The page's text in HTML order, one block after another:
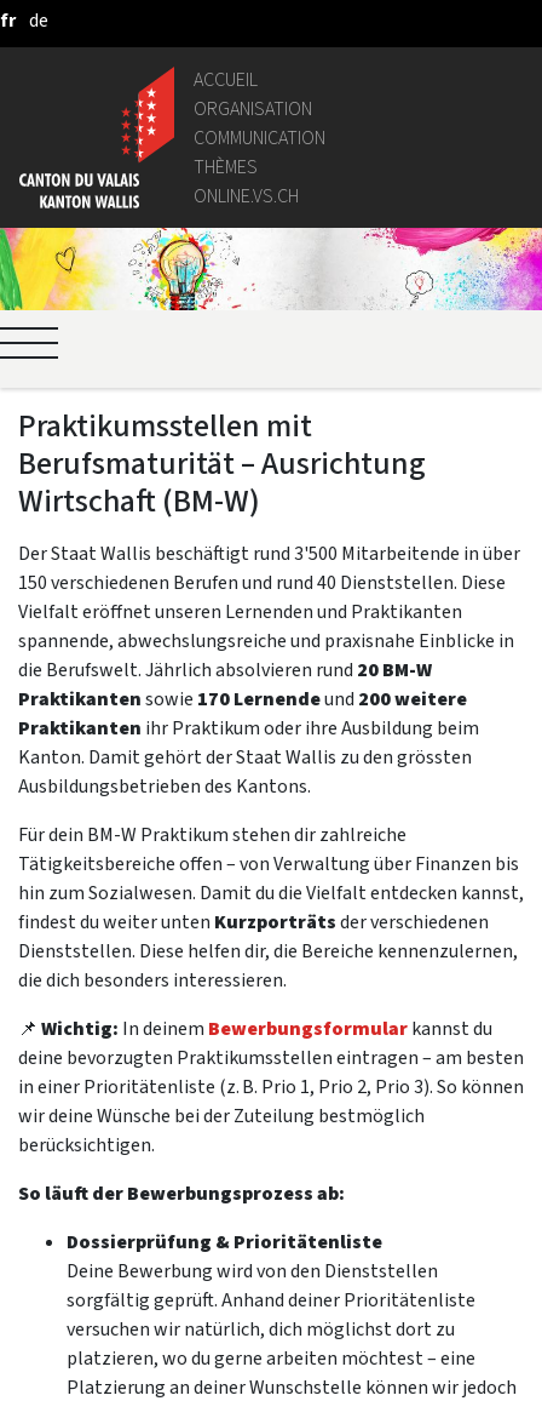
Saut au contenu principal
fr de
ACCUEIL
ORGANISATION
COMMUNICATION
THÈMES
ONLINE.VS.CH
Praktikumsstellen mit
Berufsmaturität – Ausrichtung
Wirtschaft (BM-W)
Der Staat Wallis beschäftigt rund 3'500 Mitarbeitende in über
150 verschiedenen Berufen und rund 40 Dienststellen. Diese
Vielfalt eröffnet unseren Lernenden und Praktikanten
spannende, abwechslungsreiche und praxisnahe Einblicke in
die Berufswelt. Jährlich absolvieren rund 20 BM-W
Praktikantensowie 170 Lernendeund 200 weitere
Praktikanten ihr Praktikum oder ihre Ausbildung beim
Kanton. Damit gehört der Staat Wallis zu den grössten
Ausbildungsbetrieben des Kantons.
Für dein BM-W Praktikum stehen dir zahlreiche
Tätigkeitsbereiche offen – von Verwaltung über Finanzen bis
hin zum Sozialwesen. Damit du die Vielfalt entdecken kannst,
findest du weiter unten Kurzporträtsder verschiedenen
Dienststellen. Diese helfen dir, die Bereiche kennenzulernen,
die dich besonders interessieren.
📌 Wichtig: In deinem Bewerbungsformularkannst du
deine bevorzugten Praktikumsstellen eintragen – am besten
in einer Prioritätenliste (z. B. Prio 1, Prio 2, Prio 3). So können
wir deine Wünsche bei der Zuteilung bestmöglich
berücksichtigen.
So läuft der Bewerbungsprozess ab:
Dossierprüfung & Prioritätenliste
Deine Bewerbung wird von den Dienststellen
sorgfältig geprüft. Anhand deiner Prioritätenliste
versuchen wir natürlich, dich möglichst dort zu
platzieren, wo du gerne arbeiten möchtest – eine
Platzierung an deiner Wunschstelle können wir jedoch